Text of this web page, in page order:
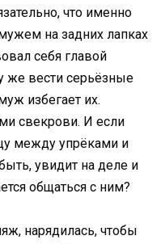
что именно
на задних лапках
себя главой
же вести серьёзные
избегает их.
свекрови. И если
между упрёками и
увидит на деле и
общаться с ним?
нарядилась, чтобы